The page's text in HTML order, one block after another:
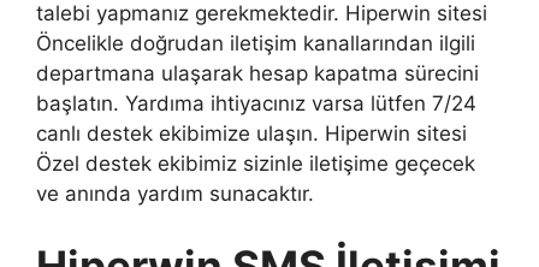
talebi yapmanız gerekmektedir. Hiperwin sitesi
Öncelikle doğrudan iletişim kanallarından ilgili
departmana ulaşarak hesap kapatma sürecini
başlatın. Yardıma ihtiyacınız varsa lütfen 7/24
canlı destek ekibimize ulaşın. Hiperwin sitesi
Özel destek ekibimiz sizinle iletişime geçecek
ve anında yardım sunacaktır.